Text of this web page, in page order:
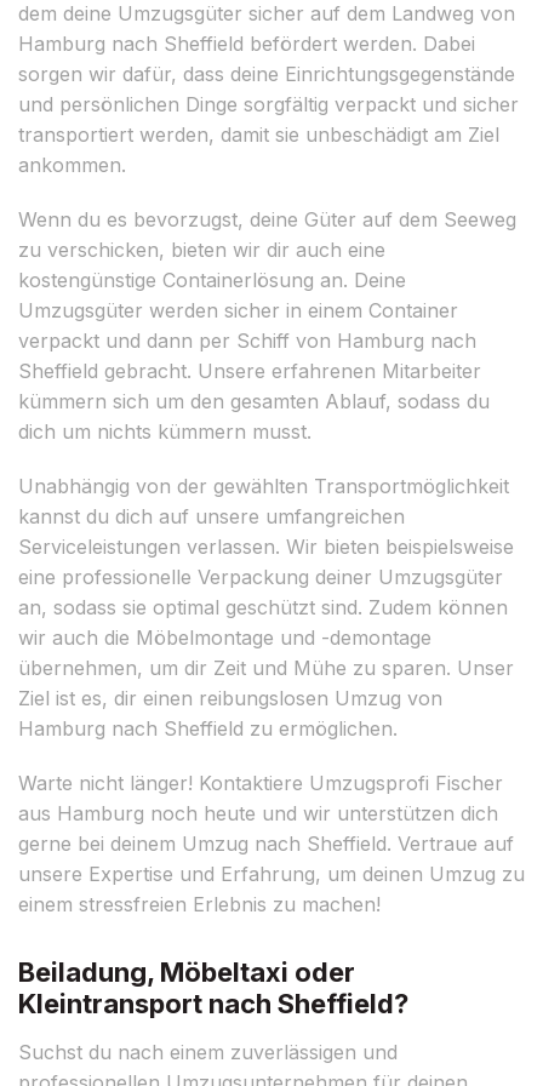
dem deine Umzugsgüter sicher auf dem Landweg von
Hamburg nach Sheffield befördert werden. Dabei
sorgen wir dafür, dass deine Einrichtungsgegenstände
und persönlichen Dinge sorgfältig verpackt und sicher
transportiert werden, damit sie unbeschädigt am Ziel
ankommen.
Wenn du es bevorzugst, deine Güter auf dem Seeweg
zu verschicken, bieten wir dir auch eine
kostengünstige Containerlösung an. Deine
Umzugsgüter werden sicher in einem Container
verpackt und dann per Schiff von Hamburg nach
Sheffield gebracht. Unsere erfahrenen Mitarbeiter
kümmern sich um den gesamten Ablauf, sodass du
dich um nichts kümmern musst.
Unabhängig von der gewählten Transportmöglichkeit
kannst du dich auf unsere umfangreichen
Serviceleistungen verlassen. Wir bieten beispielsweise
eine professionelle Verpackung deiner Umzugsgüter
an, sodass sie optimal geschützt sind. Zudem können
wir auch die Möbelmontage und -demontage
übernehmen, um dir Zeit und Mühe zu sparen. Unser
Ziel ist es, dir einen reibungslosen Umzug von
Hamburg nach Sheffield zu ermöglichen.
Warte nicht länger! Kontaktiere Umzugsprofi Fischer
aus Hamburg noch heute und wir unterstützen dich
gerne bei deinem Umzug nach Sheffield. Vertraue auf
unsere Expertise und Erfahrung, um deinen Umzug zu
einem stressfreien Erlebnis zu machen!
Beiladung, Möbeltaxi oder
Kleintransport nach Sheffield?
Suchst du nach einem zuverlässigen und